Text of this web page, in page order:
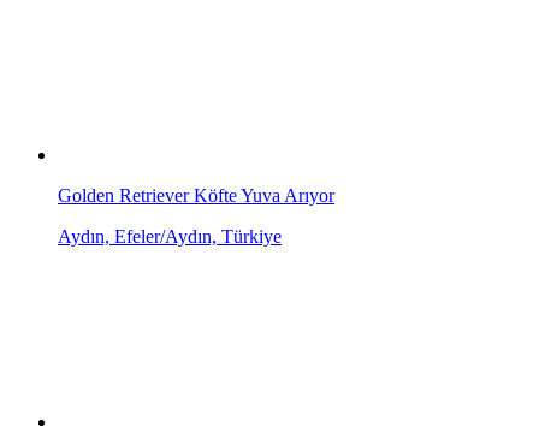
Golden Retriever Köfte Yuva Arıyor
Aydın, Efeler/Aydın, Türkiye